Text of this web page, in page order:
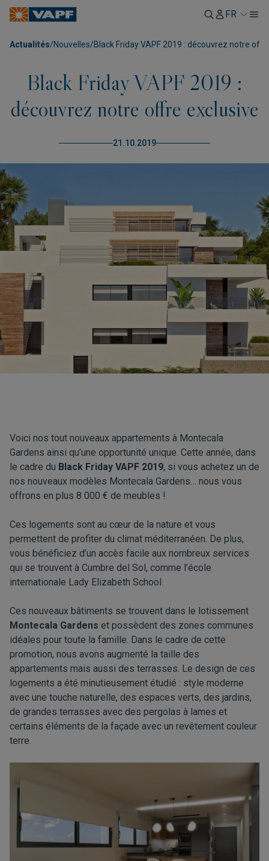
FR
Actualités/Nouvelles/Black Friday VAPF 2019 : découvrez notre
Black Friday VAPF 2019 :
découvrez notre offre exclusive
21.10.2019
Voici nos tout nouveaux appartements à Montecala
Gardens ainsi qu’une opportunité unique. Cette année, dans
le cadre du Black Friday VAPF 2019, si vous achetez un de
nos nouveaux modèles Montecala Gardens… nous vous
offrons en plus 8 000 € de meubles !
Ces logements sont au cœur de la nature et vous
permettent de profiter du climat méditerranéen. De plus,
vous bénéficiez d’un accès facile aux nombreux services
qui se trouvent à Cumbre del Sol, comme l’école
internationale Lady Elizabeth School.
Ces nouveaux bâtiments se trouvent dans le lotissement
Montecala Gardens et possèdent des zones communes
idéales pour toute la famille. Dans le cadre de cette
promotion, nous avons augmenté la taille des
appartements mais aussi des terrasses. Le design de ces
logements a été minutieusement étudié : style moderne
avec une touche naturelle, des espaces verts, des jardins,
de grandes terrasses avec des pergolas à lames et
certains éléments de la façade avec un revêtement couleur
terre.